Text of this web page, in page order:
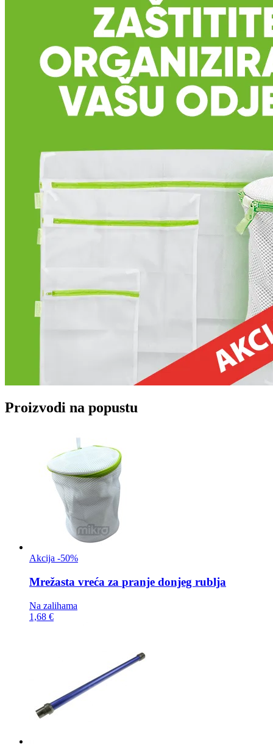
Proizvodi na popustu
Akcija -50%
Mrežasta vreća za pranje donjeg rublja
Na zalihama
1,68 €